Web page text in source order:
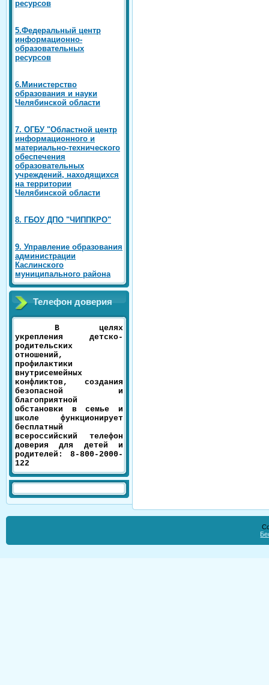
ресурсов
5.Федеральный центр
информационно-
образовательных
ресурсов
6.Министерство
образования и науки
Челябинской области
7. ОГБУ "Областной центр
информационного и
материально-технического
обеспечения
образовательных
учреждений, находящихся
на территории
Челябинской области
8. ГБОУ ДПО "ЧИППКРО"
9. Управление образования
администрации
Каслинского
муниципального района
Телефон доверия
В целях
укрепления детско-
родительских
отношений,
профилактики
внутрисемейных
конфликтов, создания
безопасной и
благоприятной
обстановки в семье и
школе функционирует
бесплатный
всероссийский телефон
доверия для детей и
родителей: 8-800-2000-
122